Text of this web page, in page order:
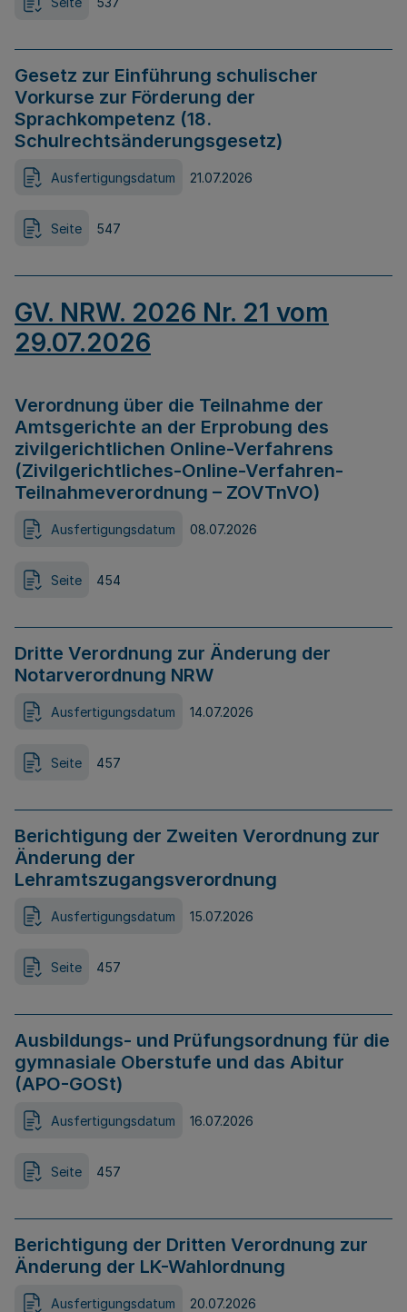
Gesetz zur Einführung schulischer
Vorkurse zur Förderung der
Sprachkompetenz (18.
Schulrechtsänderungsgesetz)
Ausfertigungsdatum 21.07.2026
Seite 547
GV. NRW. 2026 Nr. 21 vom
29.07.2026
Verordnung über die Teilnahme der
Amtsgerichte an der Erprobung des
zivilgerichtlichen Online-Verfahrens
(Zivilgerichtliches-Online-Verfahren-
Teilnahmeverordnung – ZOVTnVO)
Ausfertigungsdatum 08.07.2026
Seite 454
Dritte Verordnung zur Änderung der
Notarverordnung NRW
Ausfertigungsdatum 14.07.2026
Seite 457
Berichtigung der Zweiten Verordnung zur
Änderung der
Lehramtszugangsverordnung
Ausfertigungsdatum 15.07.2026
Seite 457
Ausbildungs- und Prüfungsordnung für die
gymnasiale Oberstufe und das Abitur
(APO-GOSt)
Ausfertigungsdatum 16.07.2026
Seite 457
Berichtigung der Dritten Verordnung zur
Änderung der LK-Wahlordnung
Ausfertigungsdatum 20.07.2026